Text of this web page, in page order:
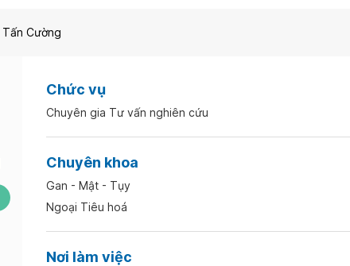
Cường
Chức vụ
Chuyên gia Tư vấn nghiên cứu
Chuyên khoa
Gan - Mật - Tụy
Ngoại Tiêu hoá
Nơi làm việc